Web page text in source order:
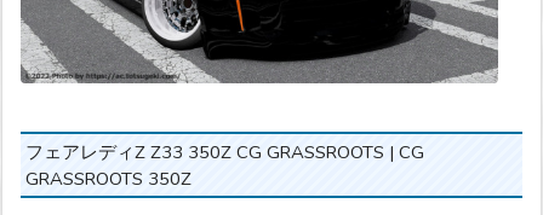
フェアレディZ Z33 350Z CG GRASSROOTS | CG
GRASSROOTS 350Z